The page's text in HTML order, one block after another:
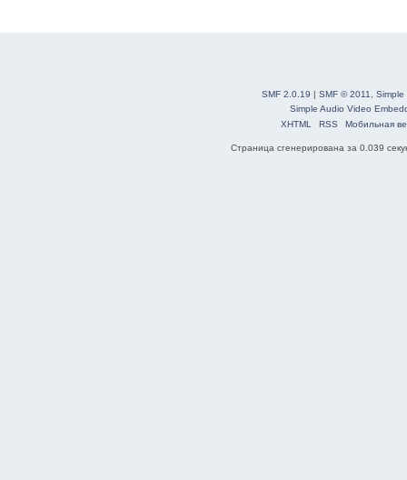
SMF 2.0.19 | SMF © 2011, Simple
Simple Audio Video
XHTML
RSS Мобильная
Страница сгенерирована за 0.039